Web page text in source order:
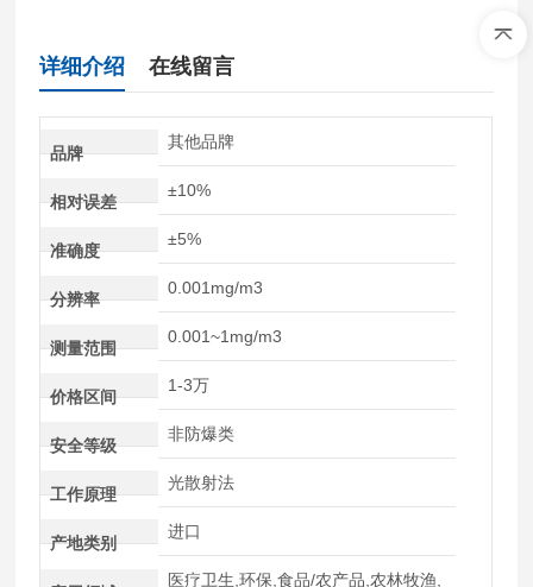
详细介绍 在线留言
品牌
其他品牌
相对误差
±10%
准确度
±5%
分辨率
0.001mg/m3
测量范围
0.001~1mg/m3
价格区间
1-3万
安全等级
非防爆类
工作原理
光散射法
产地类别
进口
医疗卫生,环保,食品/农产品,农林牧渔,